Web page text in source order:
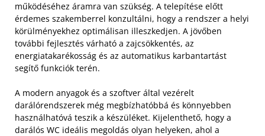
működéséhez áramra van szükség. A telepítése előtt
érdemes szakemberrel konzultálni, hogy a rendszer a helyi
körülményekhez optimálisan illeszkedjen. A jövőben
további fejlesztés várható a zajcsökkentés, az
energiatakarékosság és az automatikus karbantartást
segítő funkciók terén.
A modern anyagok és a szoftver által vezérelt
darálórendszerek még megbízhatóbbá és könnyebben
használhatóvá teszik a készüléket. Kijelenthető, hogy a
darálós WC ideális megoldás olyan helyeken, ahol a